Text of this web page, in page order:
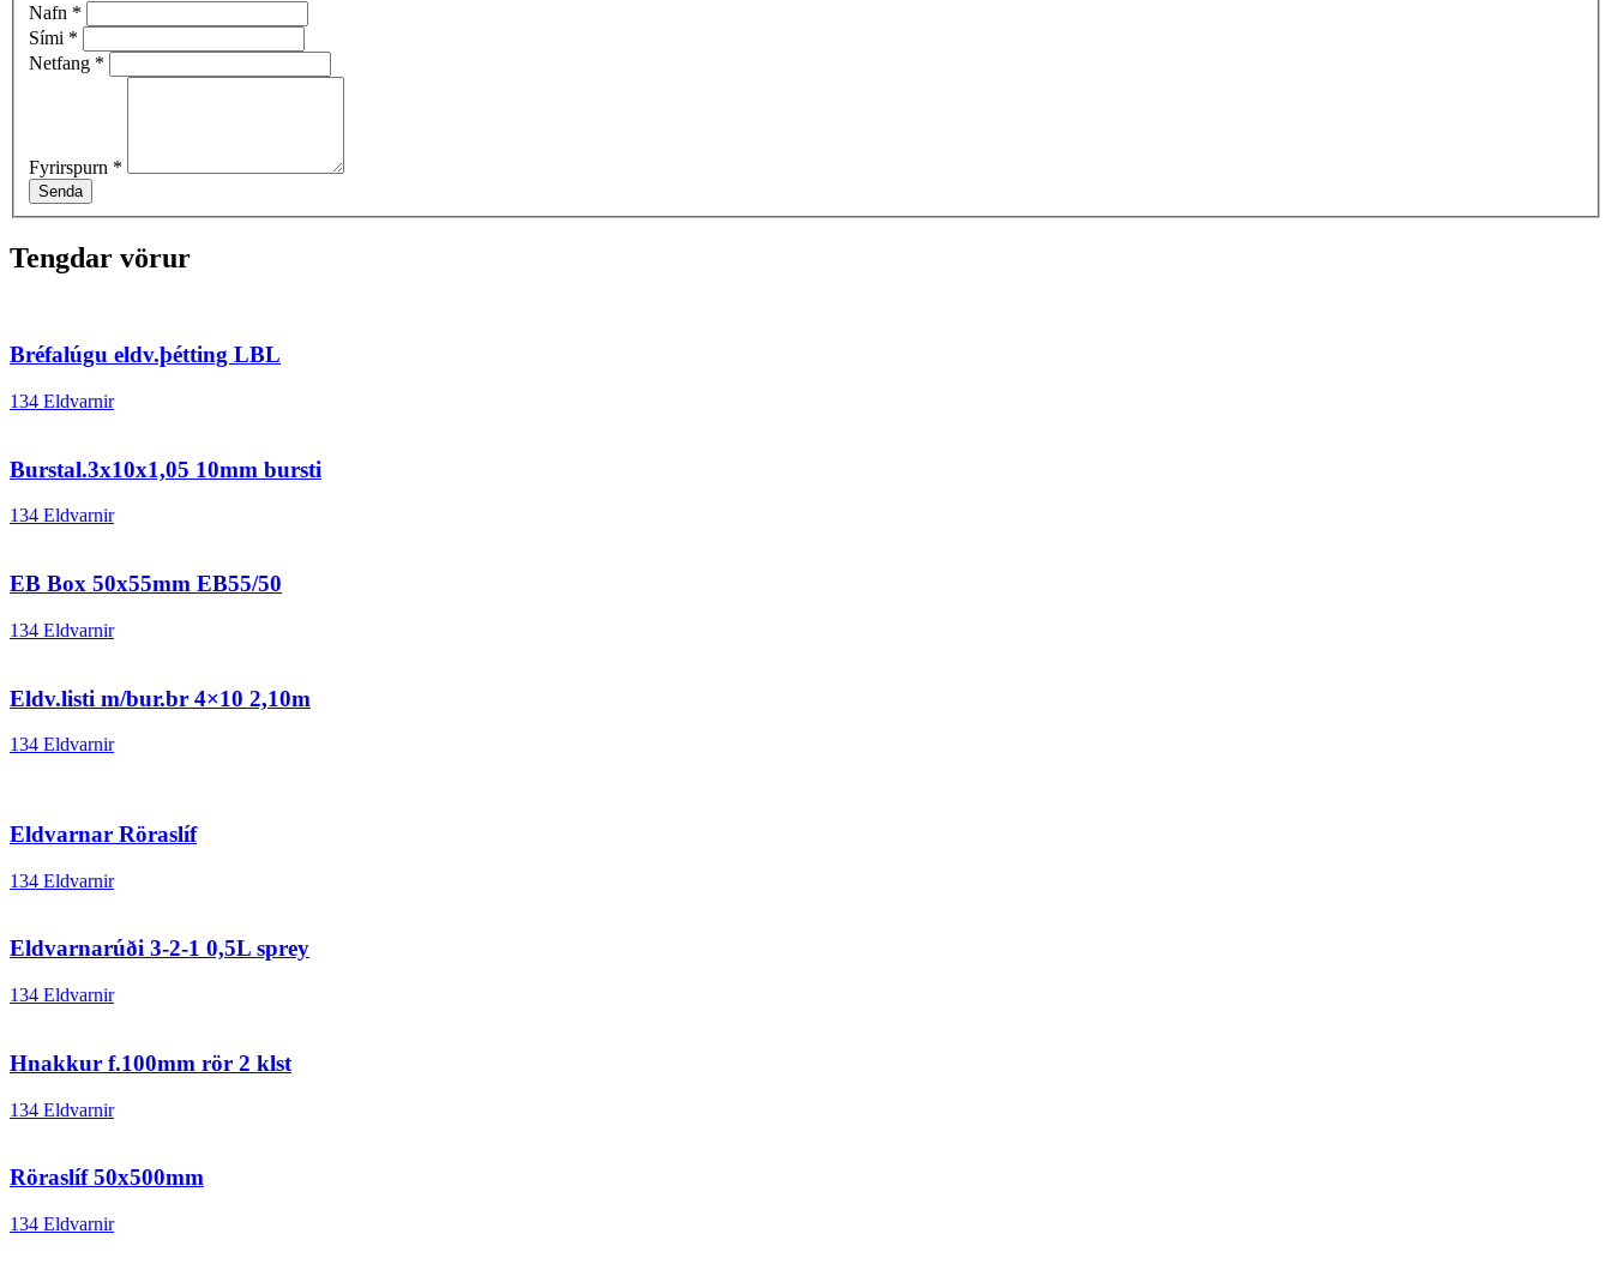
Nafn *
Sími *
Netfang *
Fyrirspurn *
Senda
Tengdar vörur
Bréfalúgu eldv.þétting LBL
134 Eldvarnir
Burstal.3x10x1,05 10mm bursti
134 Eldvarnir
EB Box 50x55mm EB55/50
134 Eldvarnir
Eldv.listi m/bur.br 4×10 2,10m
134 Eldvarnir
Eldvarnar Röraslíf
134 Eldvarnir
Eldvarnarúði 3-2-1 0,5L sprey
134 Eldvarnir
Hnakkur f.100mm rör 2 klst
134 Eldvarnir
Röraslíf 50x500mm
134 Eldvarnir